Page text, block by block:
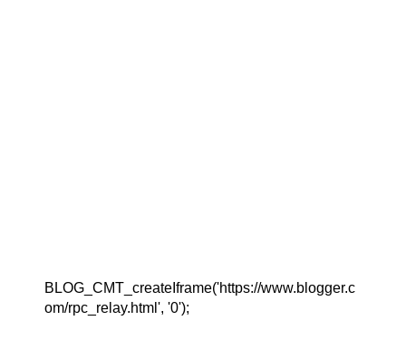
BLOG_CMT_createIframe('https://www.blogger.c
om/rpc_relay.html', '0');